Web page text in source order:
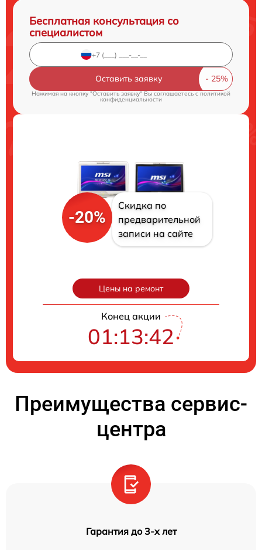
Бесплатная консультация со
специалистом
Оставить заявку
Нажимая на кнопку "Оставить заявку" Вы соглашаетесь cполитикой
конфиденциальности
-20%
Скидка по
предварительной
записи на сайте
Цены на ремонт
Конец акции
01:13:41
Преимущества сервис-
центра
Гарантия до 3-х лет